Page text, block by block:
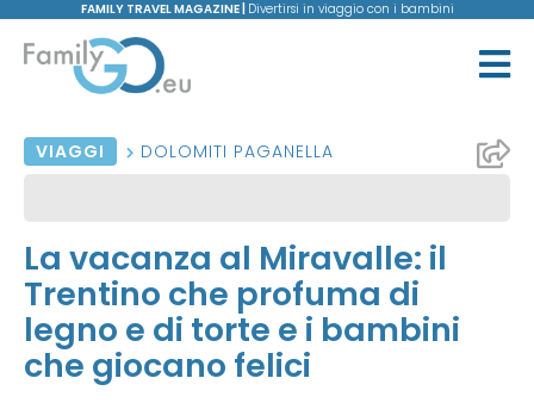
FAMILY TRAVEL MAGAZINE | Divertirsi in viaggio con i bambini
VIAGGI DOLOMITI PAGANELLA
La vacanza al Miravalle: il
Trentino che profuma di
legno e di torte e i bambini
che giocano felici